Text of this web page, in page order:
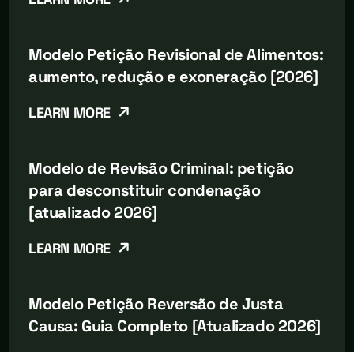
Modelo Petição Revisional de Alimentos:
aumento, redução e exoneração [2026]
LEARN MORE
Modelo de Revisão Criminal: petição
para desconstituir condenação
[atualizado 2026]
LEARN MORE
Modelo Petição Reversão de Justa
Causa: Guia Completo [Atualizado 2026]